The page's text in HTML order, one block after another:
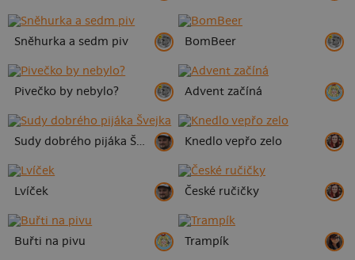
Sněhurka a sedm piv BomBeer
Pivečko by nebylo? Advent začíná
Sudy dobrého pijáka Švejka Knedlo vepřo zelo
Lvíček České ručičky
Buřti na pivu Trampík